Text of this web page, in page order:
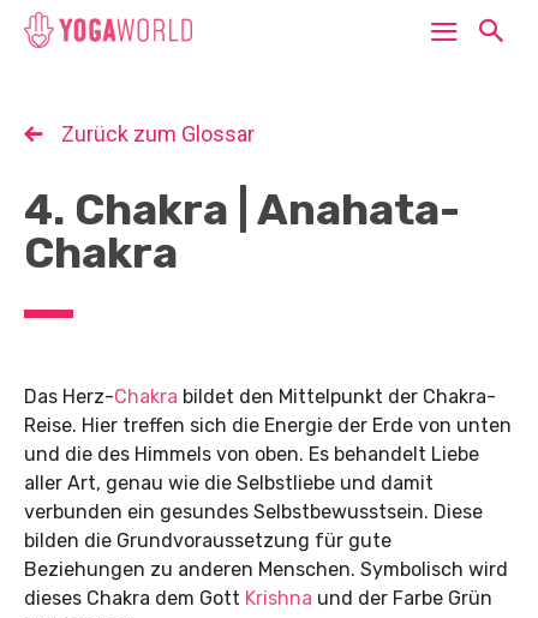
Zurück zum Glossar
4. Chakra | Anahata-
Chakra
Das Herz-Chakra bildet den Mittelpunkt der Chakra-
Reise. Hier treffen sich die Energie der Erde von unten
und die des Himmels von oben. Es behandelt Liebe
aller Art, genau wie die Selbstliebe und damit
verbunden ein gesundes Selbstbewusstsein. Diese
bilden die Grundvoraussetzung für gute
Beziehungen zu anderen Menschen. Symbolisch wird
dieses Chakra dem Gott Krishna und der Farbe Grün